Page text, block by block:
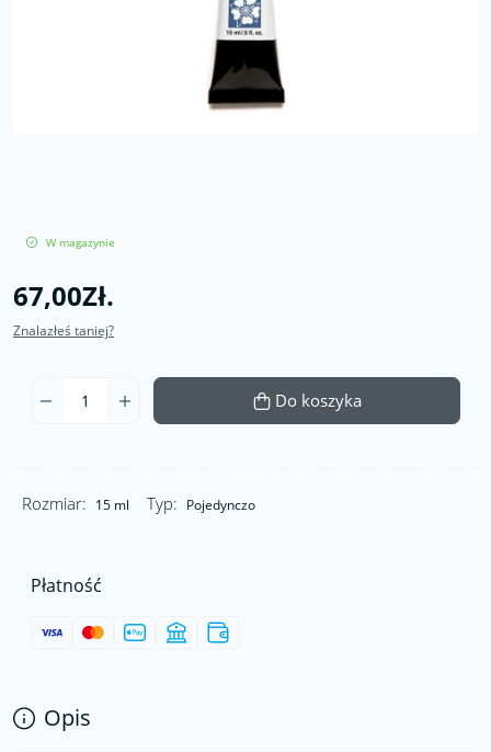
W magazynie
67,00Zł.
Znalazłeś taniej?
Do koszyka
Rozmiar: 15 ml Typ: Pojedynczo
Płatność
Opis